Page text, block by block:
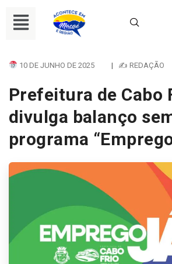
10 DE JUNHO DE 2025 | ✍ REDAÇÃO
Prefeitura de Cabo
divulga balanço
programa